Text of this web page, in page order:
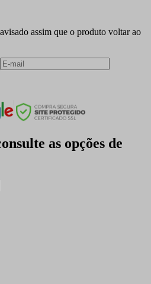
assim que o produto voltar ao
as opções de